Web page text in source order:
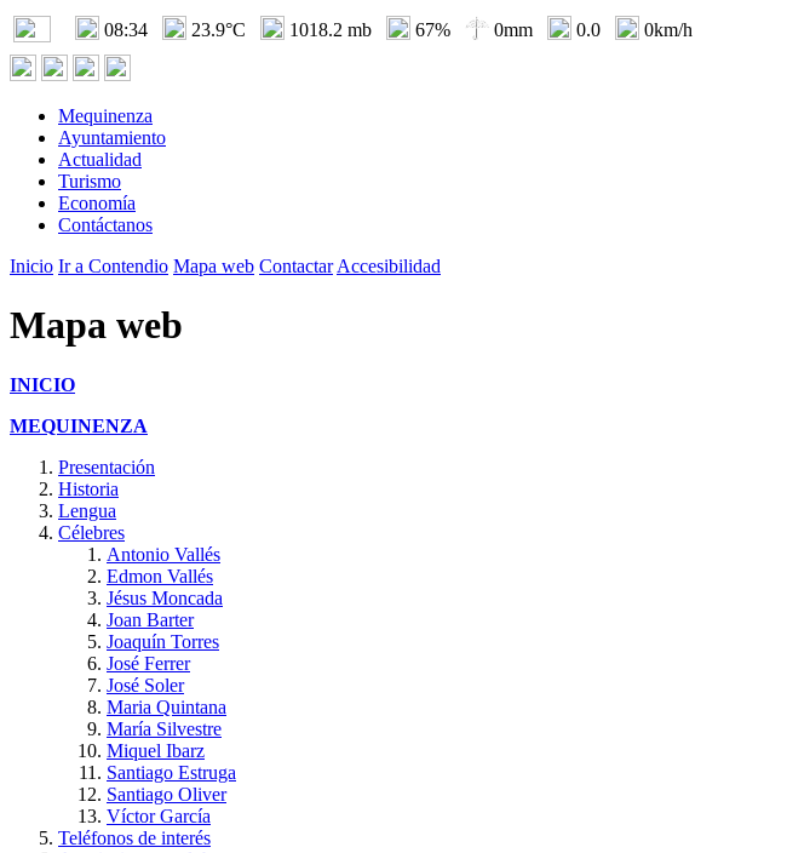
08:34 23.9°C 1018.2 mb 67% 0mm 0.0 0km/h
Mequinenza
Ayuntamiento
Actualidad
Turismo
Economía
Contáctanos
Inicio Ir a Contendio Mapa web Contactar Accesibilidad
Mapa web
INICIO
MEQUINENZA
Presentación
Historia
Lengua
Célebres
Antonio Vallés
Edmon Vallés
Jésus Moncada
Joan Barter
Joaquín Torres
José Ferrer
José Soler
Maria Quintana
María Silvestre
Miquel Ibarz
Santiago Estruga
Santiago Oliver
Víctor García
Teléfonos de interés